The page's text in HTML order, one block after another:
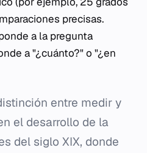
precisas.
a la pregunta
a "¿cuánto?" o "¿en
entre medir y
el desarrollo de la
del siglo XIX, donde